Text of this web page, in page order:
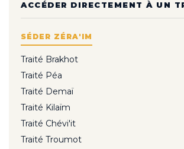
ACCÉDER DIRECTEMENT À UN
SÉDER ZÉRA'IM
Traité Brakhot
Traité Péa
Traité Demaï
Traité Kilaïm
Traité Chévi'it
Traité Troumot